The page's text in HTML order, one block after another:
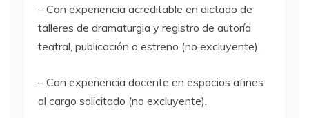
– Con experiencia acreditable en dictado de
talleres de dramaturgia y registro de autoría
teatral, publicación o estreno (no excluyente).
– Con experiencia docente en espacios afines
al cargo solicitado (no excluyente).